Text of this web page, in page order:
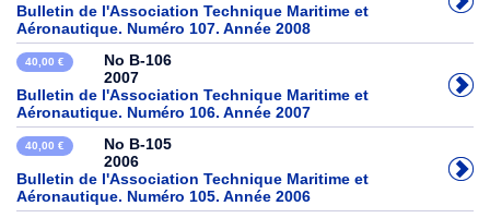
Bulletin de l'Association Technique Maritime et
Aéronautique. Numéro 107. Année 2008
40,00 €
No B-106
2007
Bulletin de l'Association Technique Maritime et
Aéronautique. Numéro 106. Année 2007
40,00 €
No B-105
2006
Bulletin de l'Association Technique Maritime et
Aéronautique. Numéro 105. Année 2006